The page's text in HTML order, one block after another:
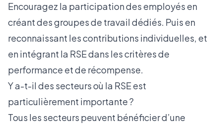
Encouragez la participation des employés en
créant des groupes de travail dédiés. Puis en
reconnaissant les contributions individuelles, et
en intégrant la RSE dans les critères de
performance et de récompense.
Y a-t-il des secteurs où la RSE est
particulièrement importante ?
Tous les secteurs peuvent bénéficier d’une